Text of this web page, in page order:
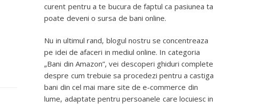
curent pentru a te bucura de faptul ca pasiunea ta
poate deveni o sursa de bani online.
Nu in ultimul rand, blogul nostru se concentreaza
pe idei de afaceri in mediul online. In categoria
„Bani din Amazon”, vei descoperi ghiduri complete
despre cum trebuie sa procedezi pentru a castiga
bani din cel mai mare site de e-commerce din
lume, adaptate pentru persoanele care locuiesc in